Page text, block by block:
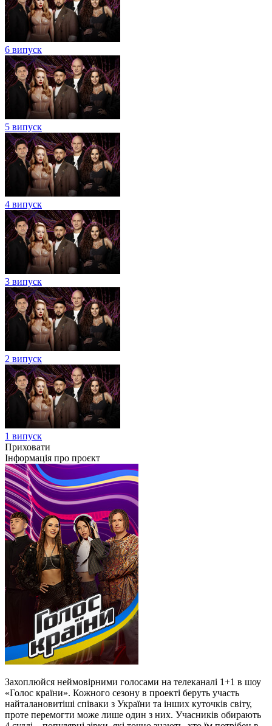
6 випуск
5 випуск
4 випуск
3 випуск
2 випуск
1 випуск
Приховати
Інформація про проєкт
Захоплюйся неймовірними голосами на телеканалі 1+1 в шоу
«Голос країни». Кожного сезону в проекті беруть участь
найталановитіші співаки з України та інших куточків світу,
проте перемогти може лише один з них. Учасників обирають